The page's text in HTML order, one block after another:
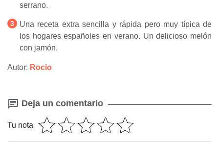
serrano.
Una receta extra sencilla y rápida pero muy típica de
los hogares españoles en verano. Un delicioso melón
con jamón.
Autor: Rocio
Deja un comentario
Tu nota